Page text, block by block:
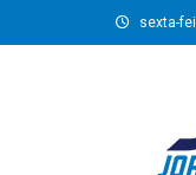
to
sexta-